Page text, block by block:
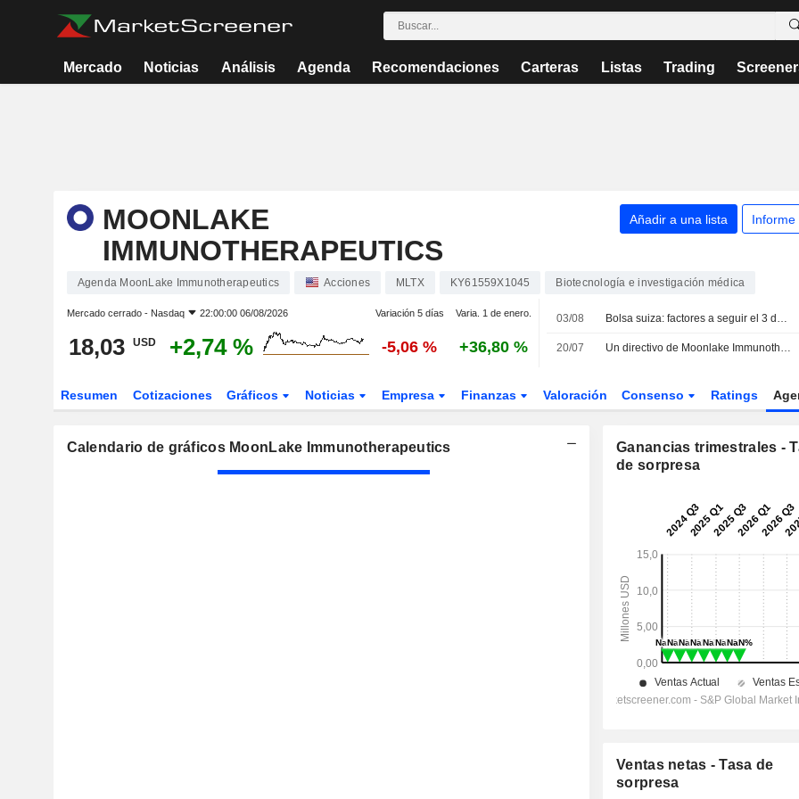
Mercado Noticias Análisis Agenda Recomendaciones Carteras Listas Trading
MOONLAKE
IMMUNOTHERAPEUTICS
Añadir a una lista Informe
Agenda MoonLake Immunotherapeutics Acciones MLTX KY61559X1045 Biotecnología e investigación médica
Mercado cerrado - Nasdaq 22:00:00 06/08/2026 Variación 5 días Varia. 1 de enero.
18,03 USD +2,74 % -5,06 % +36,80 %
03/08 Bolsa suiza: factores a seguir el 3 de agosto
20/07 Un directivo de Moonlake Immunotherapeutics vende acciones por valor de 322.261 USD, según los registros de la SEC
Resumen Cotizaciones Gráficos Noticias Empresa Finanzas Valoración Consenso Ratings
Calendario de gráficos MoonLake Immunotherapeutics
Ganancias trimestrales -
de sorpresa
Ventas netas - Tasa de
sorpresa